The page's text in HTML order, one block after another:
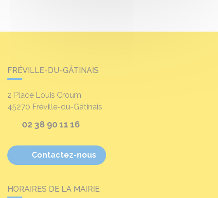
FRÉVILLE-DU-GÂTINAIS
2 Place Louis Croum
45270 Fréville-du-Gâtinais
02 38 90 11 16
Contactez-nous
HORAIRES DE LA MAIRIE